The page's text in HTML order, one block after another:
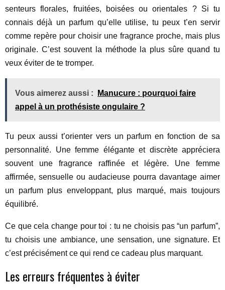
senteurs florales, fruitées, boisées ou orientales ? Si tu
connais déjà un parfum qu’elle utilise, tu peux t’en servir
comme repère pour choisir une fragrance proche, mais plus
originale. C’est souvent la méthode la plus sûre quand tu
veux éviter de te tromper.
Vous aimerez aussi :
Manucure : pourquoi faire
appel à un prothésiste ongulaire ?
Tu peux aussi t’orienter vers un parfum en fonction de sa
personnalité. Une femme élégante et discrète appréciera
souvent une fragrance raffinée et légère. Une femme
affirmée, sensuelle ou audacieuse pourra davantage aimer
un parfum plus enveloppant, plus marqué, mais toujours
équilibré.
Ce que cela change pour toi : tu ne choisis pas “un parfum”,
tu choisis une ambiance, une sensation, une signature. Et
c’est précisément ce qui rend ce cadeau plus marquant.
Les erreurs fréquentes à éviter